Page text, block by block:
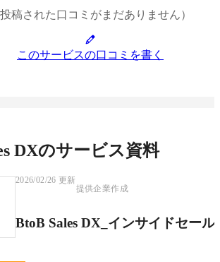
投稿された口コミがまだありません）
このサービスの口コミを書く
DXのサービス資料
2026/02/26 更新
提供企業作成
BtoB Sales DX_インサイドセー